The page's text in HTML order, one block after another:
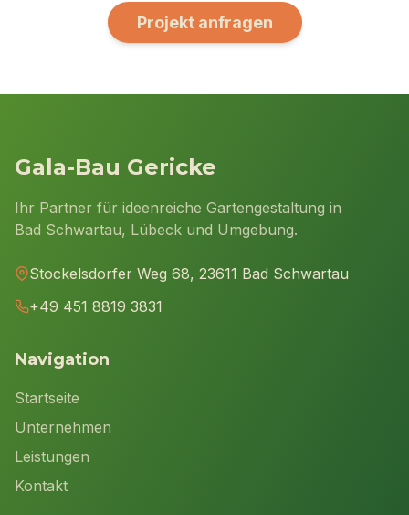
Projekt anfragen
Gala-Bau Gericke
Ihr Partner für ideenreiche Gartengestaltung in
Bad Schwartau, Lübeck und Umgebung.
Stockelsdorfer Weg 68, 23611 Bad Schwartau
+49 451 8819 3831
Navigation
Startseite
Unternehmen
Leistungen
Kontakt